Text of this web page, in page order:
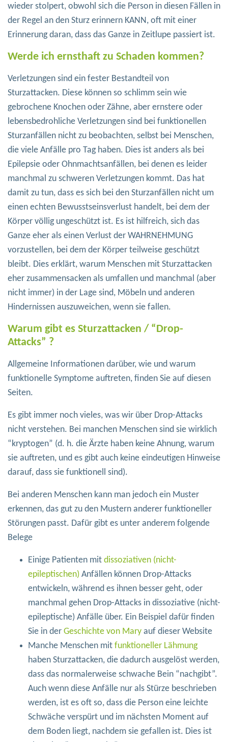
wieder stolpert, obwohl sich die Person in diesen Fällen in
der Regel an den Sturz erinnern KANN, oft mit einer
Erinnerung daran, dass das Ganze in Zeitlupe passiert ist.
Werde ich ernsthaft zu Schaden kommen?
Verletzungen sind ein fester Bestandteil von
Sturzattacken. Diese können so schlimm sein wie
gebrochene Knochen oder Zähne, aber ernstere oder
lebensbedrohliche Verletzungen sind bei funktionellen
Sturzanfällen nicht zu beobachten, selbst bei Menschen,
die viele Anfälle pro Tag haben. Dies ist anders als bei
Epilepsie oder Ohnmachtsanfällen, bei denen es leider
manchmal zu schweren Verletzungen kommt. Das hat
damit zu tun, dass es sich bei den Sturzanfällen nicht um
einen echten Bewusstseinsverlust handelt, bei dem der
Körper völlig ungeschützt ist. Es ist hilfreich, sich das
Ganze eher als einen Verlust der WAHRNEHMUNG
vorzustellen, bei dem der Körper teilweise geschützt
bleibt. Dies erklärt, warum Menschen mit Sturzattacken
eher zusammensacken als umfallen und manchmal (aber
nicht immer) in der Lage sind, Möbeln und anderen
Hindernissen auszuweichen, wenn sie fallen.
Warum gibt es Sturzattacken / “Drop-
Attacks” ?
Allgemeine Informationen darüber, wie und warum
funktionelle Symptome auftreten, finden Sie auf diesen
Seiten.
Es gibt immer noch vieles, was wir über Drop-Attacks
nicht verstehen. Bei manchen Menschen sind sie wirklich
“kryptogen” (d. h. die Ärzte haben keine Ahnung, warum
sie auftreten, und es gibt auch keine eindeutigen Hinweise
darauf, dass sie funktionell sind).
Bei anderen Menschen kann man jedoch ein Muster
erkennen, das gut zu den Mustern anderer funktioneller
Störungen passt. Dafür gibt es unter anderem folgende
Belege
Einige Patienten mit dissoziativen (nicht-
epileptischen) Anfällen können Drop-Attacks
entwickeln, während es ihnen besser geht, oder
manchmal gehen Drop-Attacks in dissoziative (nicht-
epileptische) Anfälle über. Ein Beispiel dafür finden
Sie in der Geschichte von Mary auf dieser Website
Manche Menschen mit funktioneller Lähmung
haben Sturzattacken, die dadurch ausgelöst werden,
dass das normalerweise schwache Bein “nachgibt”.
Auch wenn diese Anfälle nur als Stürze beschrieben
werden, ist es oft so, dass die Person eine leichte
Schwäche verspürt und im nächsten Moment auf
dem Boden liegt, nachdem sie gefallen ist. Dies ist